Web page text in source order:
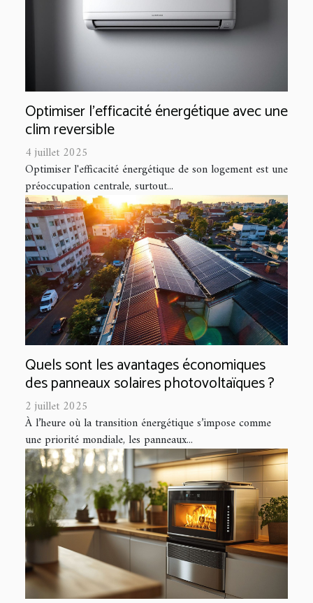
Optimiser l'efficacité énergétique avec une
clim reversible
4 juillet 2025
Optimiser l'efficacité énergétique de son logement est une
préoccupation centrale, surtout...
Quels sont les avantages économiques
des panneaux solaires photovoltaïques ?
2 juillet 2025
À l’heure où la transition énergétique s’impose comme
une priorité mondiale, les panneaux...